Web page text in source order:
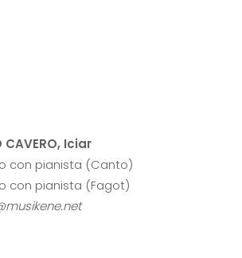
CAVERO, Iciar
con pianista (Canto)
con pianista (Fagot)